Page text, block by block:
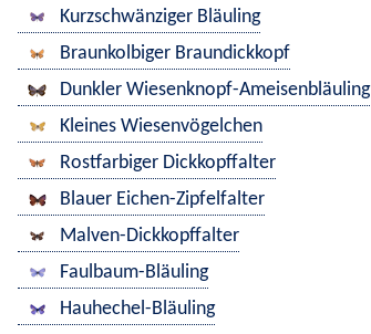
Kurzschwänziger Bläuling
Braunkolbiger Braundickkopf
Dunkler Wiesenknopf-Ameisenbläuling
Kleines Wiesenvögelchen
Rostfarbiger Dickkopffalter
Blauer Eichen-Zipfelfalter
Malven-Dickkopffalter
Faulbaum-Bläuling
Hauhechel-Bläuling